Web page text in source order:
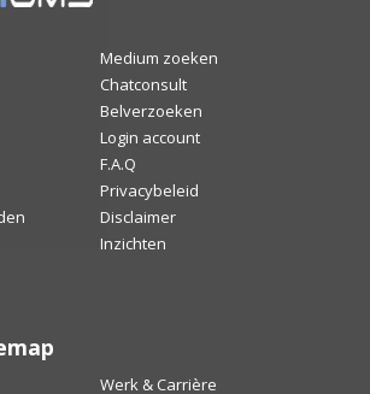
Medium zoeken
Chatconsult
Belverzoeken
Login account
F.A.Q
Privacybeleid
Disclaimer
Inzichten
Werk & Carrière